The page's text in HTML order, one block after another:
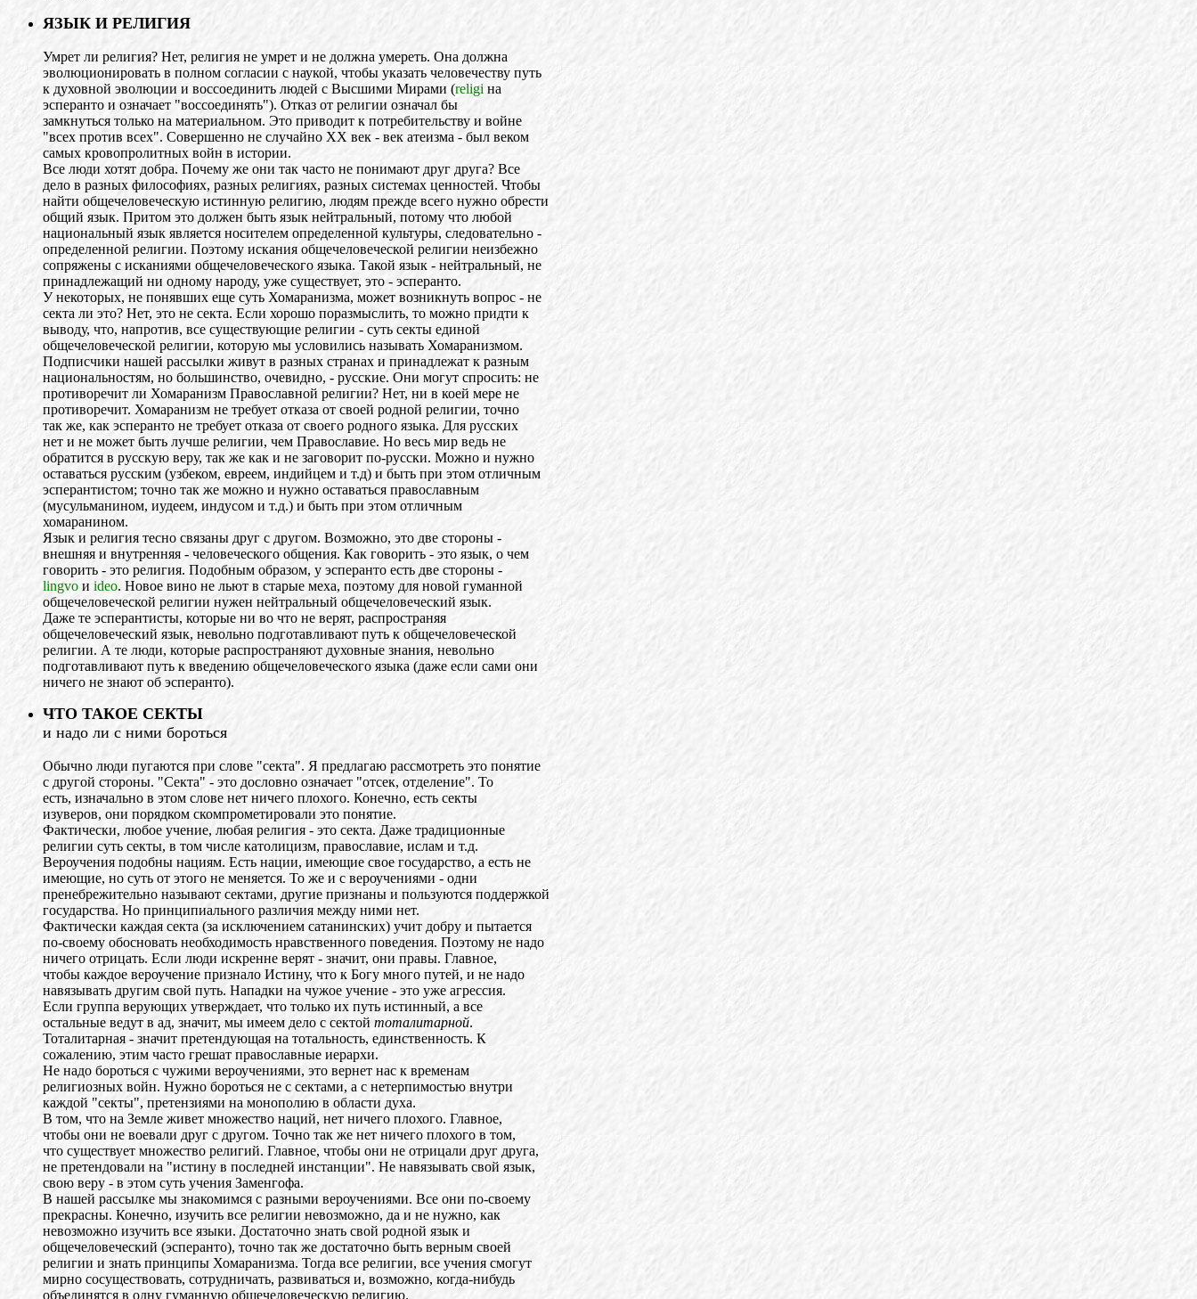
ЯЗЫК И РЕЛИГИЯ
Умрет ли религия? Нет, религия не умрет и не должна умереть. Она должна
эволюционировать в полном согласии с наукой, чтобы указать человечеству путь
к духовной эволюции и воссоединить людей с Высшими Мирами (religi на
эсперанто и означает "воссоединять"). Отказ от религии означал бы
замкнуться только на материальном. Это приводит к потребительству и войне
"всех против всех". Совершенно не случайно ХХ век - век атеизма - был веком
самых кровопролитных войн в истории.
Все люди хотят добра. Почему же они так часто не понимают друг друга? Все
дело в разных философиях, разных религиях, разных системах ценностей. Чтобы
найти общечеловеческую истинную религию, людям прежде всего нужно обрести
общий язык. Притом это должен быть язык нейтральный, потому что любой
национальный язык является носителем определенной культуры, следовательно -
определенной религии. Поэтому искания общечеловеческой религии неизбежно
сопряжены с исканиями общечеловеческого языка. Такой язык - нейтральный, не
принадлежащий ни одному народу, уже существует, это - эсперанто.
У некоторых, не понявших еще суть Хомаранизма, может возникнуть вопрос - не
секта ли это? Нет, это не секта. Если хорошо поразмыслить, то можно придти к
выводу, что, напротив, все существующие религии - суть секты единой
общечеловеческой религии, которую мы условились называть Хомаранизмом.
Подписчики нашей рассылки живут в разных странах и принадлежат к разным
национальностям, но большинство, очевидно, - русские. Они могут спросить: не
противоречит ли Хомаранизм Православной религии? Нет, ни в коей мере не
противоречит. Хомаранизм не требует отказа от своей родной религии, точно
так же, как эсперанто не требует отказа от своего родного языка. Для русских
нет и не может быть лучше религии, чем Православие. Но весь мир ведь не
обратится в русскую веру, так же как и не заговорит по-русски. Можно и нужно
оставаться русским (узбеком, евреем, индийцем и т.д) и быть при этом отличным
эсперантистом; точно так же можно и нужно оставаться православным
(мусульманином, иудеем, индусом и т.д.) и быть при этом отличным
хомаранином.
Язык и религия тесно связаны друг с другом. Возможно, это две стороны -
внешняя и внутренняя - человеческого общения. Как говорить - это язык, о чем
говорить - это религия. Подобным образом, у эсперанто есть две стороны -
lingvo и ideo. Новое вино не льют в старые меха, поэтому для новой гуманной
общечеловеческой религии нужен нейтральный общечеловеческий язык.
Даже те эсперантисты, которые ни во что не верят, распространяя
общечеловеческий язык, невольно подготавливают путь к общечеловеческой
религии. А те люди, которые распространяют духовные знания, невольно
подготавливают путь к введению общечеловеческого языка (даже если сами они
ничего не знают об эсперанто).
ЧТО ТАКОЕ СЕКТЫ
и надо ли с ними бороться
Обычно люди пугаются при слове "секта". Я предлагаю рассмотреть это понятие
с другой стороны. "Секта" - это дословно означает "отсек, отделение". То
есть, изначально в этом слове нет ничего плохого. Конечно, есть секты
изуверов, они порядком скомпрометировали это понятие.
Фактически, любое учение, любая религия - это секта. Даже традиционные
религии суть секты, в том числе католицизм, православие, ислам и т.д.
Вероучения подобны нациям. Есть нации, имеющие свое государство, а есть не
имеющие, но суть от этого не меняется. То же и с вероучениями - одни
пренебрежительно называют сектами, другие признаны и пользуются поддержкой
государства. Но принципиального различия между ними нет.
Фактически каждая секта (за исключением сатанинских) учит добру и пытается
по-своему обосновать необходимость нравственного поведения. Поэтому не надо
ничего отрицать. Если люди искренне верят - значит, они правы. Главное,
чтобы каждое вероучение признало Истину, что к Богу много путей, и не надо
навязывать другим свой путь. Нападки на чужое учение - это уже агрессия.
Если группа верующих утверждает, что только их путь истинный, а все
остальные ведут в ад, значит, мы имеем дело с сектой тоталитарной.
Тоталитарная - значит претендующая на тотальность, единственность. К
сожалению, этим часто грешат православные иерархи.
Не надо бороться с чужими вероучениями, это вернет нас к временам
религиозных войн. Нужно бороться не с сектами, а с нетерпимостью внутри
каждой "секты", претензиями на монополию в области духа.
В том, что на Земле живет множество наций, нет ничего плохого. Главное,
чтобы они не воевали друг с другом. Точно так же нет ничего плохого в том,
что существует множество религий. Главное, чтобы они не отрицали друг друга,
не претендовали на "истину в последней инстанции". Не навязывать свой язык,
свою веру - в этом суть учения Заменгофа.
В нашей рассылке мы знакомимся с разными вероучениями. Все они по-своему
прекрасны. Конечно, изучить все религии невозможно, да и не нужно, как
невозможно изучить все языки. Достаточно знать свой родной язык и
общечеловеческий (эсперанто), точно так же достаточно быть верным своей
религии и знать принципы Хомаранизма. Тогда все религии, все учения смогут
мирно сосуществовать, сотрудничать, развиваться и, возможно, когда-нибудь
объединятся в одну гуманную общечеловеческую религию.